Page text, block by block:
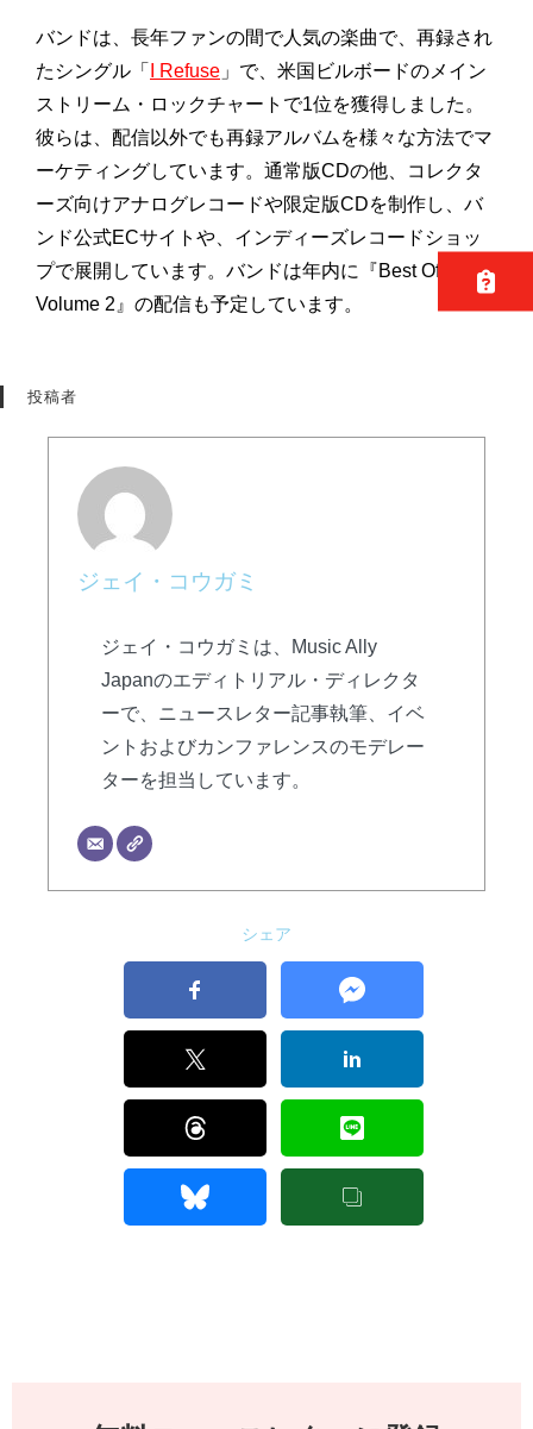
バンドは、長年ファンの間で人気の楽曲で、再録され
たシングル「
I Refuse 」で、米国ビルボードのメイン
ストリーム・ロックチャートで1位を獲得しました。
彼らは、配信以外でも再録アルバムを様々な方法でマ
ーケティングしています。通常版CDの他、コレクタ
ーズ向けアナログレコードや限定版CDを制作し、バ
ンド公式ECサイトや、インディーズレコードショッ
プで展開しています。バンドは年内に『Best Of –
Volume 2』の配信も予定しています。
投稿者
ジェイ・コウガミ
ジェイ・コウガミは、Music Ally
Japanのエディトリアル・ディレクタ
ーで、ニュースレター記事執筆、イベ
ントおよびカンファレンスのモデレー
ターを担当しています。
シェア